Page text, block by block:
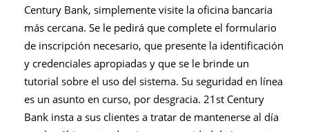
Century Bank, simplemente visite la oficina bancaria
más cercana. Se le pedirá que complete el formulario
de inscripción necesario, que presente la identificación
y credenciales apropiadas y que se le brinde un
tutorial sobre el uso del sistema. Su seguridad en línea
es un asunto en curso, por desgracia. 21st Century
Bank insta a sus clientes a tratar de mantenerse al día